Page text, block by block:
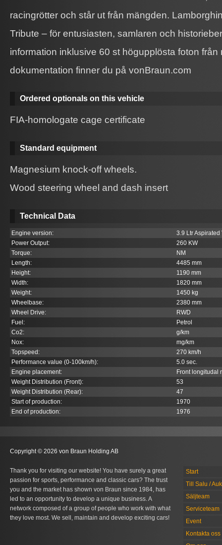
racingrötter och står ut från mängden.
Tribute – för entusiasten, samlaren och
information inklusive 60 st högupplösta foton från
dokumentation finner du på vonBraun.com
Ordered optionals on this vehicle
FIA-homologate cage certificate
Standard equipment
Magnesium knock-off wheels.
Wood steering wheel and dash insert
Technical Data
Engine version:
3.9 Ltr Aspirated
Power Output:
260 KW
Torque:
NM
Length:
4485 mm
Height:
1190 mm
Width:
1820 mm
Weight:
1450 kg
Wheelbase:
2380 mm
Wheel Drive:
RWD
Fuel:
Petrol
Co2:
g/km
Nox:
mg/km
Topspeed:
270 km/h
Performance value (0-100km/h):
5.0 sec.
Engine placement:
Front longitudal
Weight Distribution (Front):
53
Weight Distribution (Rear):
47
Start of production:
1970
End of production:
1976
Copyright © 2026 von Braun Holding AB
Thank you for visiting our website! You have surely a great
passion for sports, performance and classic cars? The trust
you and the market has shown von Braun since 1984, has
led to an opportunity to develop a unique business. A
network composed of a group of people who work with what
they love most. We sell, maintain and develop exciting cars!
Start
Till Salu /
Säljteam
Serviceteam
Event
Kontakta oss